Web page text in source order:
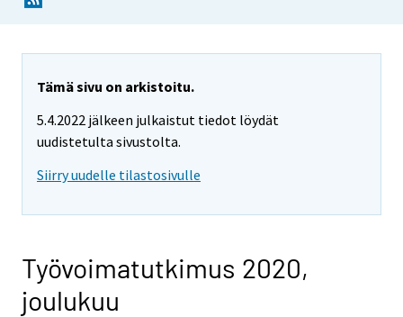
Tämä sivu on arkistoitu.
5.4.2022 jälkeen julkaistut tiedot löydät
uudistetulta sivustolta.
Siirry uudelle tilastosivulle
Työvoimatutkimus 2020,
joulukuu